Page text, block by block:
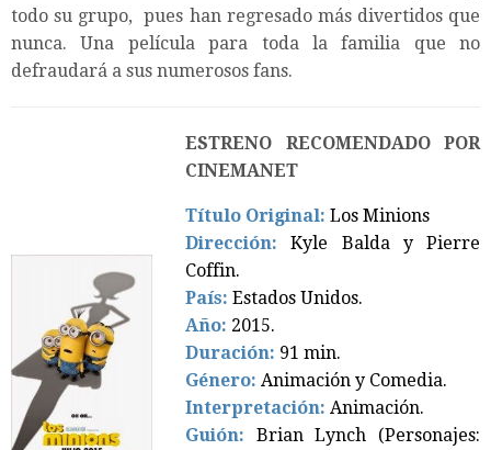
todo su grupo, pues han regresado más divertidos que
nunca. Una película para toda la familia que no
defraudará a sus numerosos fans.
ESTRENO RECOMENDADO POR
CINEMANET
Título Original: Los Minions
Dirección:Kyle Balda y Pierre
Coffin.
País: Estados Unidos.
Año: 2015.
Duración: 91 min.
Género: Animación y Comedia.
Interpretación: Animación.
Guión: Brian Lynch (Personajes: